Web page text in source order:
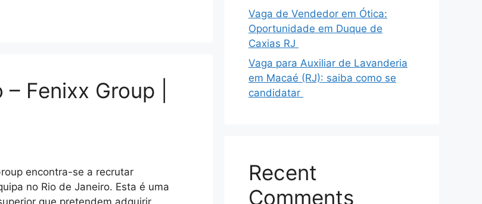
Fenixx Group |
encontra-se a recrutar
no Rio de Janeiro. Esta é uma
Vaga de Vendedor em Ótica:
Oportunidade em Duque de
Caxias RJ
Vaga para Auxiliar de Lavanderia
em Macaé (RJ): saiba como se
candidatar
Recent
Comments